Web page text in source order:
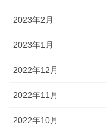
2023年2月
2023年1月
2022年12月
2022年11月
2022年10月